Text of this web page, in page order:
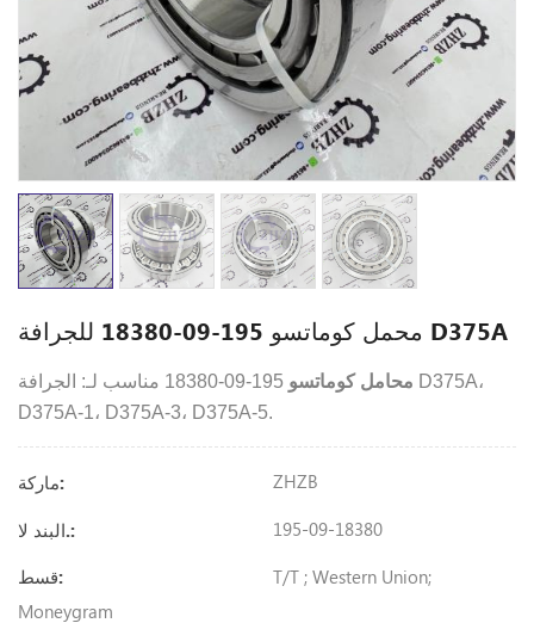
محمل كوماتسو 195-09-18380 للجرافة D375A
محامل كوماتسو
195-09-18380 مناسب لـ: الجرافة D375A،
D375A-1، D375A-3، D375A-5.
ماركة: ZHZB
البند لا.: 195-09-18380
قسط:
T/T ; Western Union;
Moneygram